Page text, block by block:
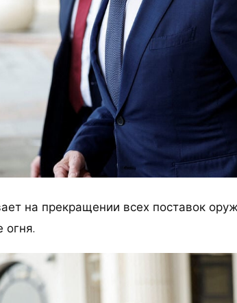
на прекращении всех поставок
огня.